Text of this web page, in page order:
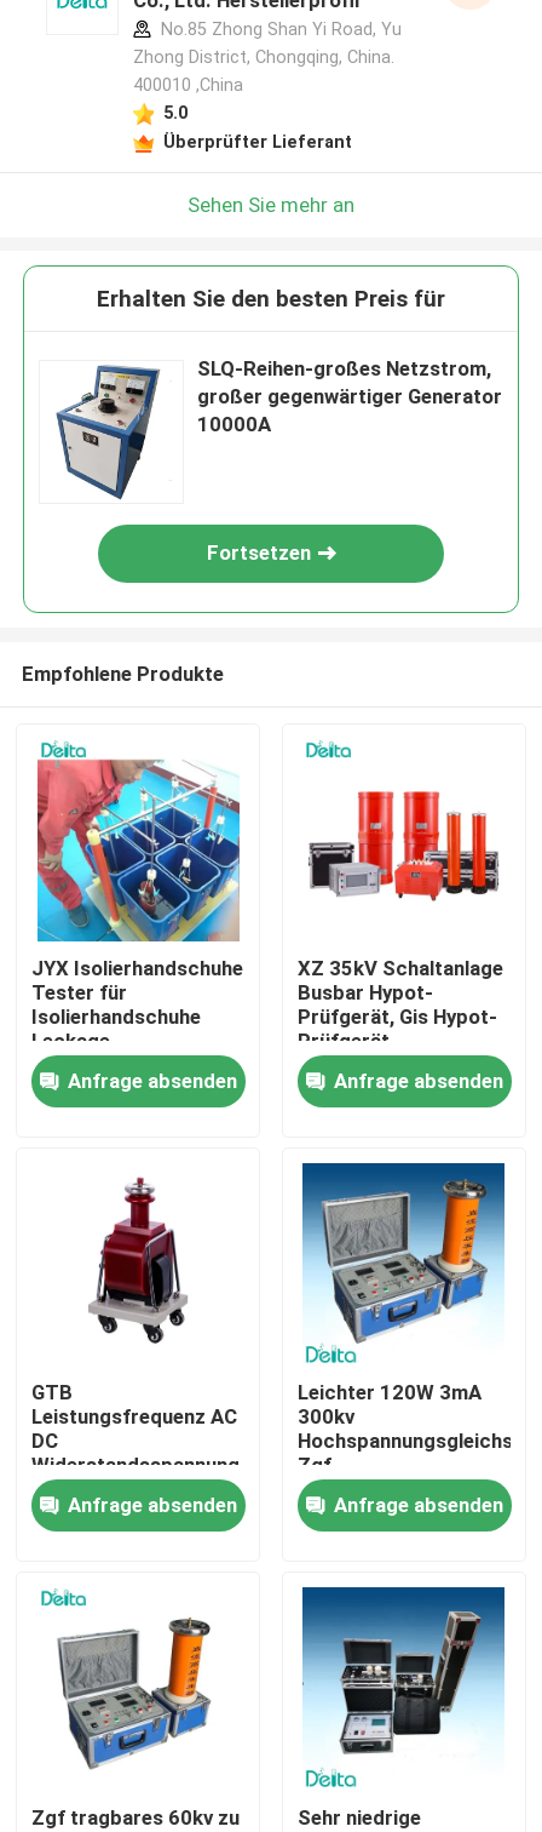
Produkte
Videos
Werksbesichtigung
Qualitätskontrolle
Kontakt mit uns
Bitte um ein Angebot
Elektrisches Testgerät
Brandprüfgeräte
No.85 Zhong Shan Yi Road, Yu
Zhong District, Chongqing, China.
400010 ,China
5.0
Überprüfter Lieferant
Sehen Sie mehr an
Erhalten Sie den besten Preis für
SLQ-Reihen-großes Netzstrom,
großer gegenwärtiger Generator
10000A
Fortsetzen
Empfohlene Produkte
JYX Isolierhandschuhe
Tester für
Isolierhandschuhe
Leckage-
Stromprüfung
Anfrage absenden
XZ 35kV Schaltanlage
Busbar Hypot-
Prüfgerät, Gis Hypot-
Prüfgerät
Anfrage absenden
GTB
Leistungsfrequenz AC
DC
Widerstandsspannung
Trockentyp-
Prüftransformator
Anfrage absenden
Leichter 120W 3mA
300kv
Zgf
Anfrage absenden
Zgf tragbares 60kv zu
Sehr niedrige